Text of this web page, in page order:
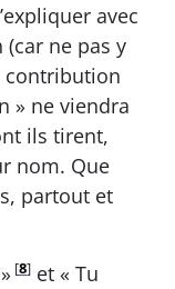
avec
ne pas y
contribution
» ne viendra
ils tirent,
nom. Que
partout et
[8] et « Tu